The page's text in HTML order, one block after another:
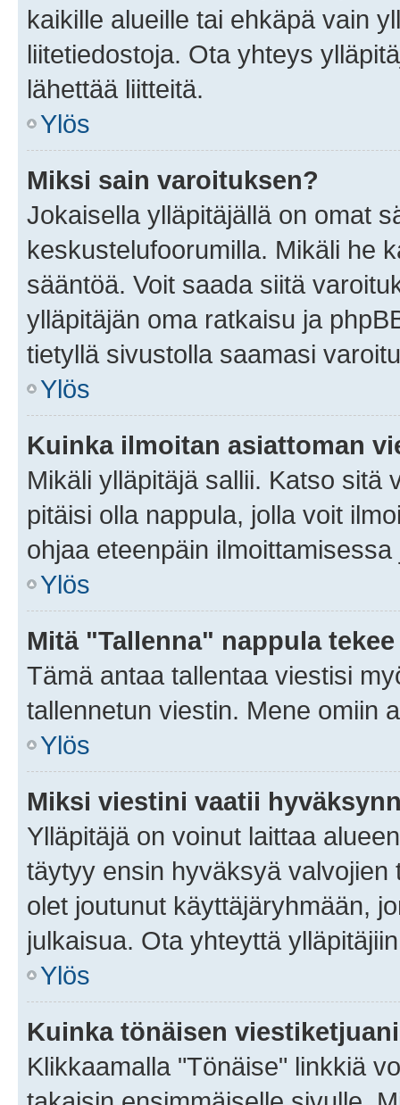
kaikille alueille tai ehkäpä vain
liitetiedostoja. Ota yhteys
lähettää liitteitä.
Ylös
Miksi sain varoituksen?
Jokaisella ylläpitäjällä on omat
keskustelufoorumilla. Mikäli he
sääntöä. Voit saada siitä
ylläpitäjän oma ratkaisu ja
tietyllä sivustolla saamasi
Ylös
Kuinka ilmoitan asiattoman
Mikäli ylläpitäjä sallii. Katso sitä
pitäisi olla nappula, jolla voit
ohjaa eteenpäin
Ylös
Mitä "Tallenna" nappula
Tämä antaa tallentaa viestisi
tallennetun viestin. Mene omiin
Ylös
Miksi viestini vaatii
Ylläpitäjä on voinut laittaa
täytyy ensin hyväksyä
olet joutunut käyttäjäryhmään,
julkaisua. Ota yhteyttä
Ylös
Kuinka tönäisen
Klikkaamalla "Tönäise" linkkiä